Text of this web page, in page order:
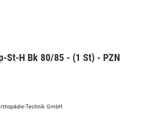
St-H Bk 80/85 - (1 St) - PZN
Technik GmbH